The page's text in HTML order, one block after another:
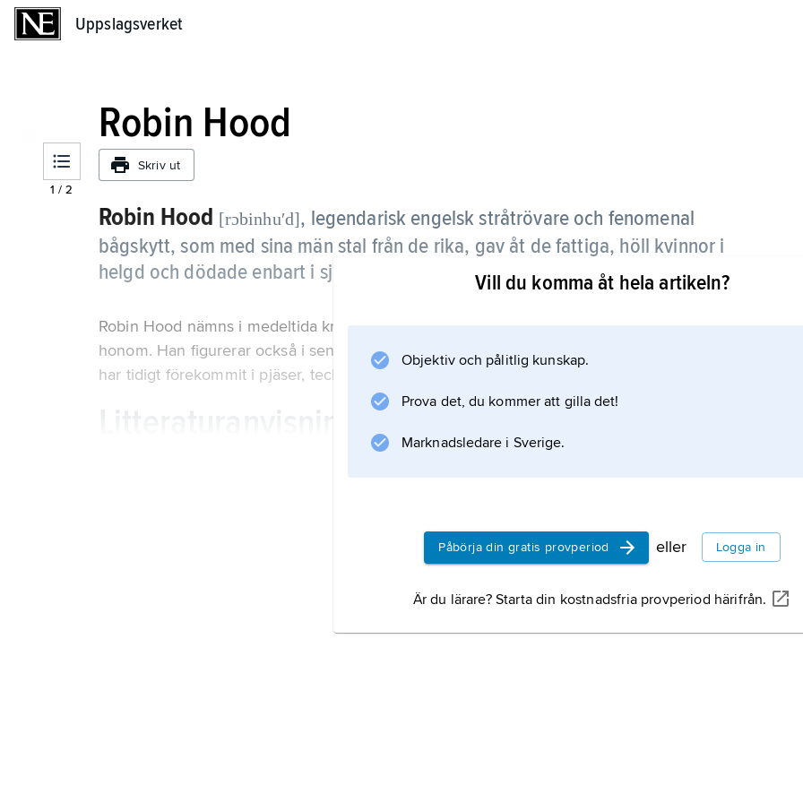
Uppslagsverket
1 /2
Robin Hood
Skriv ut
Robin Hood [rɔbinhuʹd], legendarisk engelsk stråtrövare och fenomenal
bågskytt, som med sina män stal från de rika, gav åt de fattiga, höll kvinnor i
helgd och dödade enbart i självförsvar.
Robin Hood nämns i medeltida krönikor och dikter, och ett stort antal ballader skrevs om
honom. Han figurerar också i senare litteratur, t.ex. Walter Scotts ”Ivanhoe” (1819). Robin Hood
har tidigt förekommit i pjäser, tecknade serier och film.
Litteraturanvisning
Vill du komma åt hela artikeln?
Objektiv och pålitlig kunskap.
Prova det, du kommer att gilla det!
Marknadsledare i Sverige.
Påbörja din gratis provperiod eller Logga in
Är du lärare? Starta din kostnadsfria provperiod härifrån.